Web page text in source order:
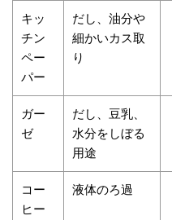
キッ
チン
ペー
パー
だし、油分や
細かいカス取
り
ガー
ゼ
だし、豆乳、
水分をしぼる
用途
コー
ヒー
液体のろ過